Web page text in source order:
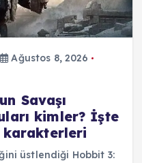
Ağustos 8, 2026
Savaşı
kimler? İşte
üstlendiği Hobbit 3: